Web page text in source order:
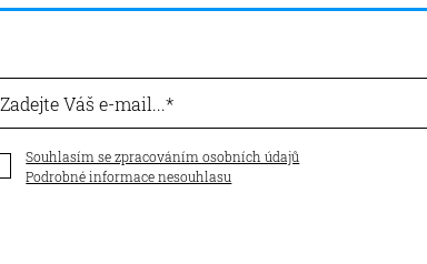
Zadejte Váš e-mail...
Souhlasím se zpracováním osobních údajů
Podrobné informace nesouhlasu